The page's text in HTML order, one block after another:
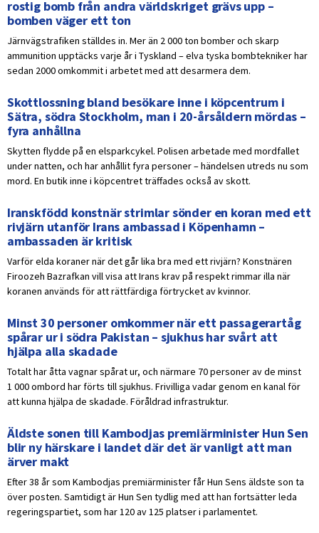
rostig bomb från andra världskriget grävs upp –
bomben väger ett ton
Järnvägstrafiken ställdes in. Mer än 2 000 ton bomber och skarp
ammunition upptäcks varje år i Tyskland – elva tyska bombtekniker har
sedan 2000 omkommit i arbetet med att desarmera dem.
Skottlossning bland besökare inne i köpcentrum i
Sätra, södra Stockholm, man i 20-årsåldern mördas –
fyra anhållna
Skytten flydde på en elsparkcykel. Polisen arbetade med mordfallet
under natten, och har anhållit fyra personer – händelsen utreds nu som
mord. En butik inne i köpcentret träffades också av skott.
Iranskfödd konstnär strimlar sönder en koran med ett
rivjärn utanför Irans ambassad i Köpenhamn –
ambassaden är kritisk
Varför elda koraner när det går lika bra med ett rivjärn? Konstnären
Firoozeh Bazrafkan vill visa att Irans krav på respekt rimmar illa när
koranen används för att rättfärdiga förtrycket av kvinnor.
Minst 30 personer omkommer när ett passagerartåg
spårar ur i södra Pakistan – sjukhus har svårt att
hjälpa alla skadade
Totalt har åtta vagnar spårat ur, och närmare 70 personer av de minst
1 000 ombord har förts till sjukhus. Frivilliga vadar genom en kanal för
att kunna hjälpa de skadade. Föråldrad infrastruktur.
Äldste sonen till Kambodjas premiärminister Hun Sen
blir ny härskare i landet där det är vanligt att man
ärver makt
Efter 38 år som Kambodjas premiärminister får Hun Sens äldste son ta
över posten. Samtidigt är Hun Sen tydlig med att han fortsätter leda
regeringspartiet, som har 120 av 125 platser i parlamentet.